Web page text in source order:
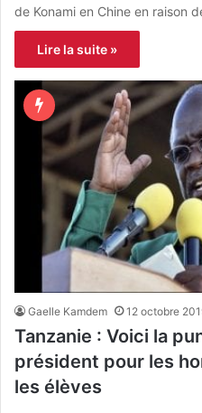
de Konami en Chine en raison
Lire la suite »
Gaelle Kamdem 12 octobre
Tanzanie : Voici la
président pour les
les élèves